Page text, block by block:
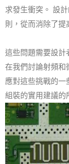
求發生衝突。 設
則，從而消除了提
這些問題需要設計
在我們討論射頻和
應對這些挑戰的一
組裝的實用建議的